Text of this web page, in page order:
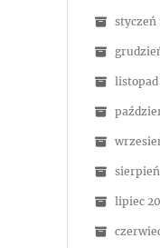
styczeń
listopad
sierpień
lipiec